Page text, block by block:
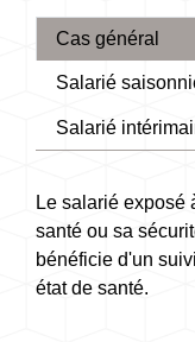
Cas général
Salarié
Salarié
Le salarié exposé
santé ou sa
bénéficie d'un
état de santé.